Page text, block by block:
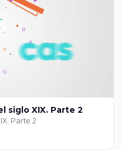
mitad del siglo XIX. Parte 2
Parte 2